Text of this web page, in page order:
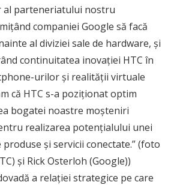
al parteneriatului nostru
companiei Google să facă
al diviziei sale de hardware, și
continuitatea inovației HTC în
urilor și realității virtuale
că HTC s-a poziționat optim
bogatei noastre moșteniri
realizarea potențialului unei
și servicii conectate.” (foto
și Rick Osterloh (Google))
a relației strategice pe care